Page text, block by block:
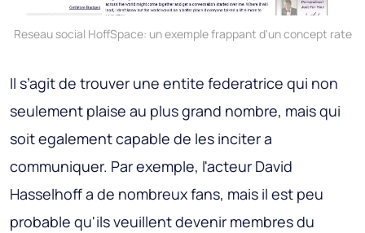
Reseau social HoffSpace: un exemple frappant d'un concept rate
Il s’agit de trouver une entite federatrice qui non
seulement plaise au plus grand nombre, mais qui
soit egalement capable de les inciter a
communiquer. Par exemple, l'acteur David
Hasselhoff a de nombreux fans, mais il est peu
probable qu'ils veuillent devenir membres du